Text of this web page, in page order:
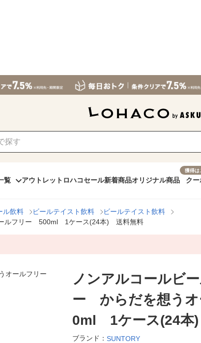
覧 アウトレット ロハコセール新着商品オリジナル商品
獲得は
ク
ル飲料 ビールテイスト飲料
ビールテイスト飲料
ルフリー 500ml 1ケース(24本) 送料無料
ノンアルコールビ
ー からだを想う
0ml 1ケース(24本
ブランド： SUNTORY